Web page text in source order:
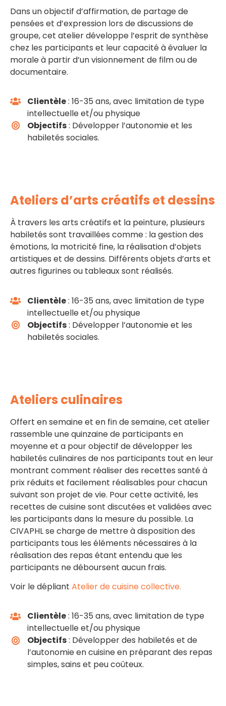
Dans un objectif d’affirmation, de partage de
pensées et d’expression lors de discussions de
groupe, cet atelier développe l’esprit de synthèse
chez les participants et leur capacité à évaluer la
morale à partir d’un visionnement de film ou de
documentaire.
Clientèle: 16-35 ans, avec limitation de type
intellectuelle et/ou physique
Objectifs: Développer l’autonomie et les
habiletés sociales.
Ateliers d’arts créatifs et dessins
À travers les arts créatifs et la peinture, plusieurs
habiletés sont travaillées comme : la gestion des
émotions, la motricité fine, la réalisation d’objets
artistiques et de dessins. Différents objets d’arts et
autres figurines ou tableaux sont réalisés.
Clientèle: 16-35 ans, avec limitation de type
intellectuelle et/ou physique
Objectifs: Développer l’autonomie et les
habiletés sociales.
Ateliers culinaires
Offert en semaine et en fin de semaine, cet atelier
rassemble une quinzaine de participants en
moyenne et a pour objectif de développer les
habiletés culinaires de nos participants tout en leur
montrant comment réaliser des recettes santé à
prix réduits et facilement réalisables pour chacun
suivant son projet de vie. Pour cette activité, les
recettes de cuisine sont discutées et validées avec
les participants dans la mesure du possible. La
CIVAPHL se charge de mettre à disposition des
participants tous les éléments nécessaires à la
réalisation des repas étant entendu que les
participants ne déboursent aucun frais.
Voir le dépliant Atelier de cuisine collective.
Clientèle: 16-35 ans, avec limitation de type
intellectuelle et/ou physique
Objectifs: Développer des habiletés et de
l’autonomie en cuisine en préparant des repas
simples, sains et peu coûteux.